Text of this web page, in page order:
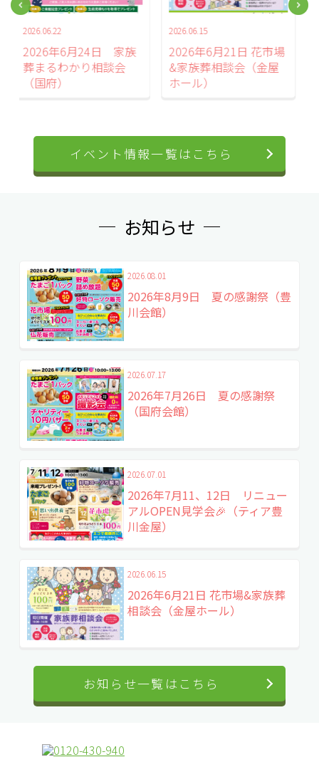
2026.06.15
2026年6月21日 花市場
&家族葬相談会（金屋
ホール）
2026.06.05
2026年6月14日 家族
葬まるわかり相談会
（豊川）
2026.06.15
2026年6月21日 花市場
&家族葬相談会（金屋
ホール）
2026年6月14日 家族
葬まるわかり相談会
2024.12.07
2024年12月16日 花市
場&事前葬儀相談会
（野田会館）
2024年11月29日 花市
場&事前葬儀相談会
2024.08.01
2024年8月11日 花市場
&事前葬儀相談会（蒲
郡西会館）
2024年8月予定 家族
葬の見学相談会
イベント情報一覧はこちら
お知らせ
2026.08.01
2026年8月9日 夏の感謝祭（豊
川会館）
2026.07.17
2026年7月26日 夏の感謝祭
（国府会館）
2026.07.01
2026年7月11、12日 リニュー
アルOPEN見学会🎉（ティア豊
川金屋）
2026.06.15
2026年6月21日 花市場&家族葬
相談会（金屋ホール）
お知らせ一覧はこちら